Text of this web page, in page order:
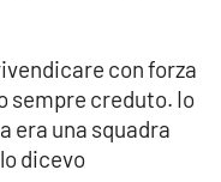
con forza
sempre creduto. Io
era una squadra
dicevo